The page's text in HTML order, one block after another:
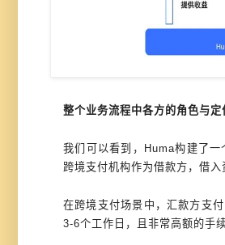
整个业务流程中各方的角色与定
我们可以看到，Huma构建了
跨境支付机构作为借款方，借入
在跨境支付场景中，汇款方支
3-6个工作日，且非常高额的手